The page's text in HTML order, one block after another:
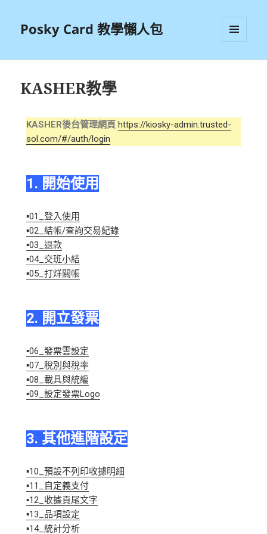
Posky Card 教學懶人包
小工具
KASHER教學
KASHER後台管理網頁 https://kiosky-admin.trusted-
sol.com/#/auth/login
1. 開始使用
▪01_登入使用
▪02_結帳/查詢交易紀錄
▪03_退款
▪04_交班小結
▪05_打烊關帳
2. 開立發票
▪06_發票雲設定
▪07_稅別與稅率
▪08_載具與統編
▪09_設定發票Logo
3. 其他進階設定
▪10_預設不列印收據明細
▪11_自定義支付
▪12_收據頁尾文字
▪13_品項設定
▪14_統計分析